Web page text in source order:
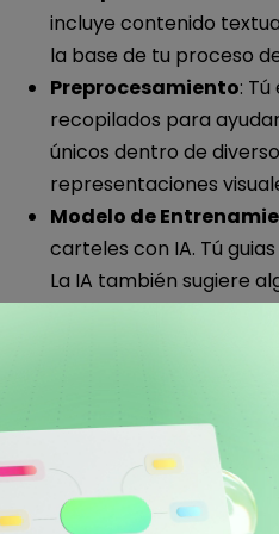
incluye contenido
la base de tu proceso
Preprocesamiento:
recopilados para
únicos dentro de
representaciones
Modelo de
carteles con IA. Tú
La IA también sugiere
tendencias por
nuevos y únicos.
retroalimentación y